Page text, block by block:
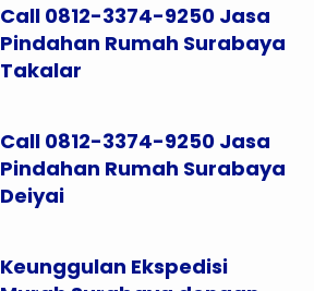
Call 0812-3374-9250 Jasa
Pindahan Rumah Surabaya
Takalar
Call 0812-3374-9250 Jasa
Pindahan Rumah Surabaya
Deiyai
Keunggulan Ekspedisi